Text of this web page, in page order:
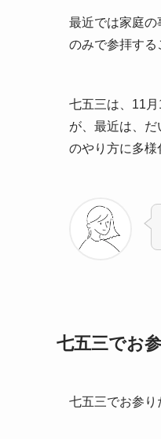
最近では家庭
のみで参拝する
七五三は、11
が、最近は、
のやり方に多様
七五三でお
七五三でお参り